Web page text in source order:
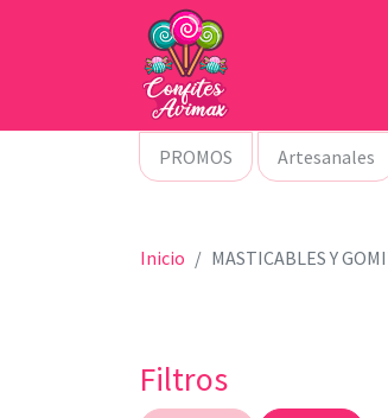
PROMOS Artesanales
Inicio MASTICABLES Y
Filtros